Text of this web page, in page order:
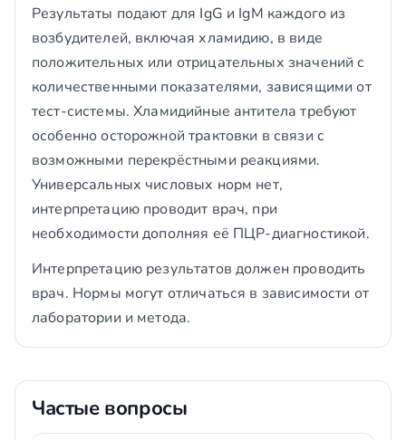
Результаты подают для IgG и IgM каждого из
возбудителей, включая хламидию, в виде
положительных или отрицательных значений с
количественными показателями, зависящими от
тест-системы. Хламидийные антитела требуют
особенно осторожной трактовки в связи с
возможными перекрёстными реакциями.
Универсальных числовых норм нет,
интерпретацию проводит врач, при
необходимости дополняя её ПЦР-диагностикой.
Интерпретацию результатов должен проводить
врач. Нормы могут отличаться в зависимости от
лаборатории и метода.
Частые вопросы